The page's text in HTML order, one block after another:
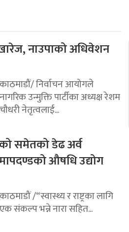
नाउपाको अधिवेशन
काठमाडौं/ निर्वाचन आयोगले
नागरिक उन्मुक्ति पार्टीका अध्यक्ष रेशम
चौधरी नेतृत्वलाई...
समेतको डेढ अर्व
औषधि उद्योग
काठमाडौं /“स्वास्थ्य र राष्ट्रका लागि
एक संकल्प भन्ने नारा सहित...